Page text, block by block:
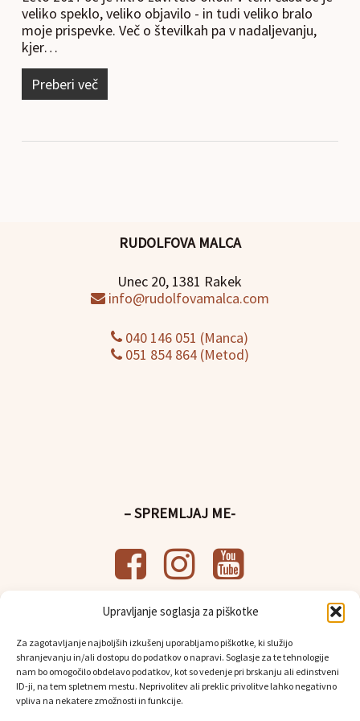
Upravljanje soglasja za piškotke
Za zagotavljanje najboljših izkušenj uporabljamo piškotke, ki služijo
shranjevanju in/ali dostopu do podatkov o napravi. Soglasje za te tehnologije
nam bo omogočilo obdelavo podatkov, kot so vedenje pri brskanju ali edinstveni
ID-ji, na tem spletnem mestu. Neprivolitev ali preklic privolitve lahko negativno
vpliva na nekatere zmožnosti in funkcije.
veliko speklo, veliko objavilo - in tudi veliko bralo
moje prispevke. Več o številkah pa v nadaljevanju,
kjer…
Preberi več
RUDOLFOVA MALCA
Unec 20, 1381 Rakek
info@rudolfovamalca.com
040 146 051 (Manca)
051 854 864 (Metod)
– SPREMLJAJ ME-
– UPORABNE POVEZAVE-
Splošni pogoji poslovanja
Politikavarstva osebnih podatkov
Osebni prevzem in dostava